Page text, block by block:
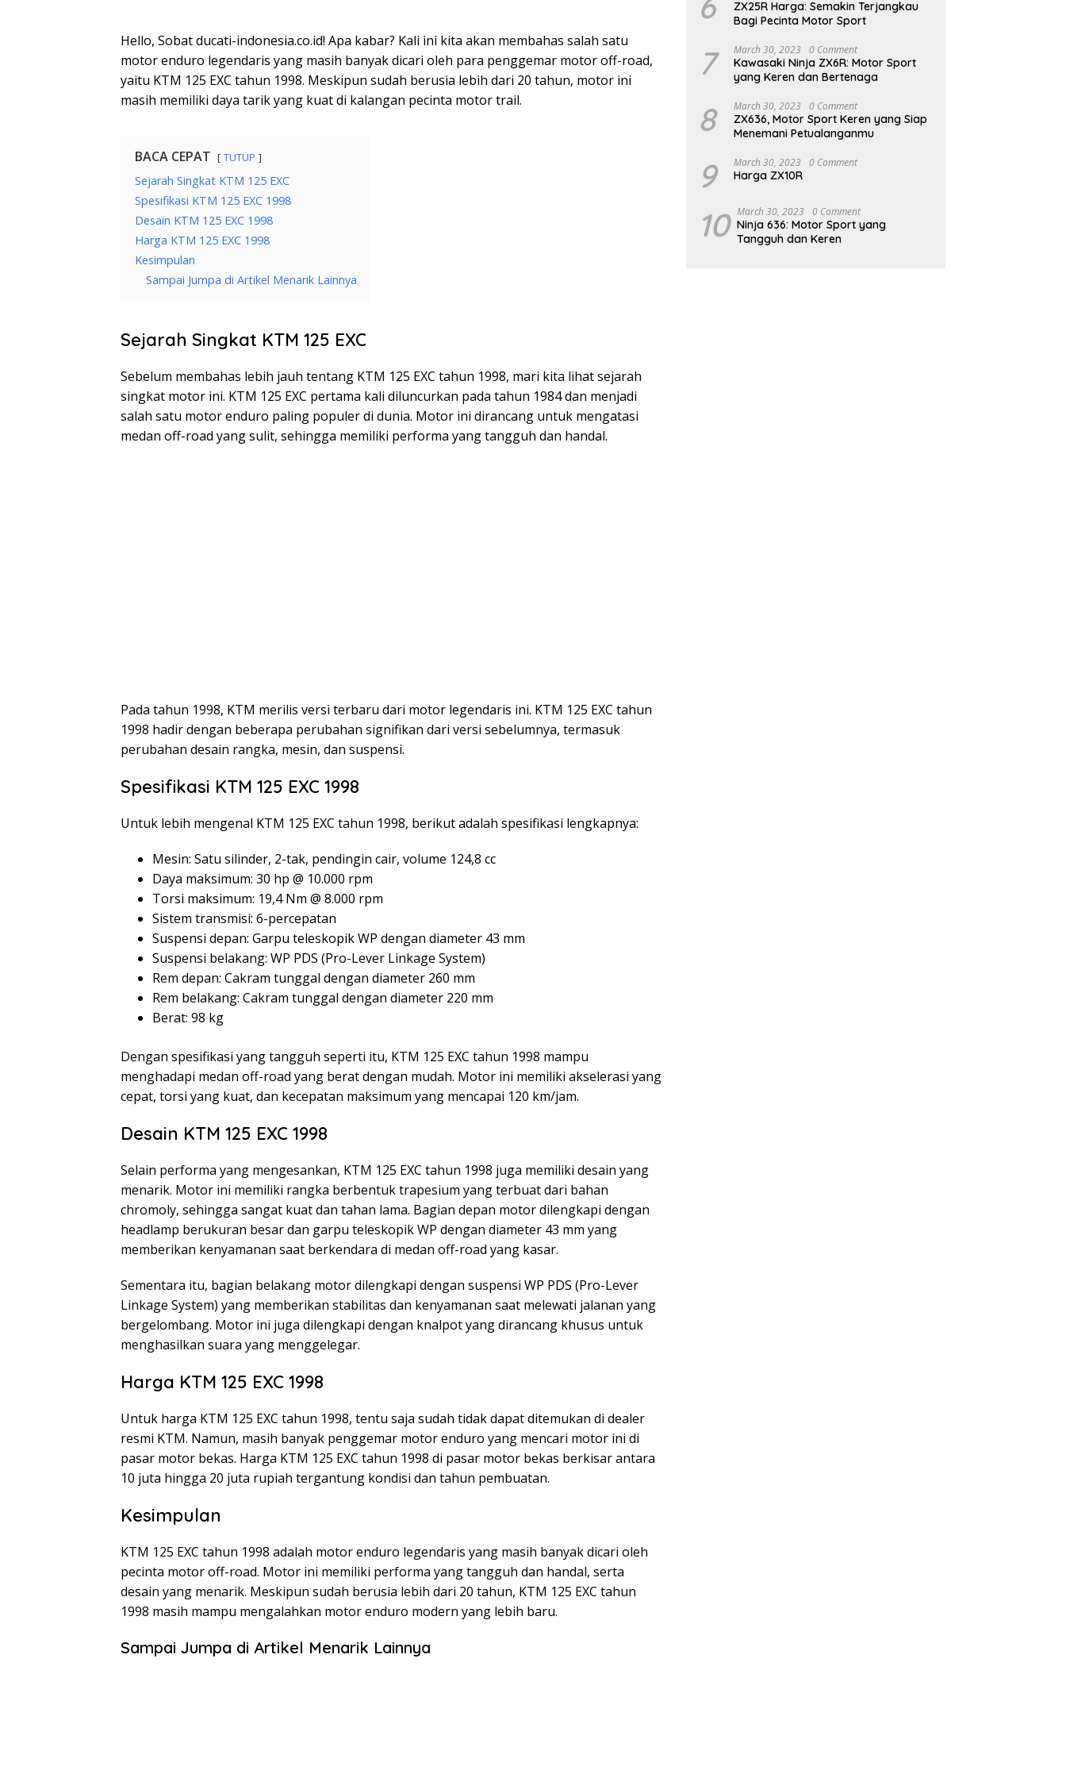
Hello, Sobat ducati-indonesia.co.id! Apa kabar? Kali ini kita akan membahas salah satu
motor enduro legendaris yang masih banyak dicari oleh para penggemar motor off-road,
yaitu KTM 125 EXC tahun 1998. Meskipun sudah berusia lebih dari 20 tahun, motor ini
masih memiliki daya tarik yang kuat di kalangan pecinta motor trail.
BACA CEPAT TUTUP
Sejarah Singkat KTM 125 EXC
Spesifikasi KTM 125 EXC 1998
Desain KTM 125 EXC 1998
Harga KTM 125 EXC 1998
Kesimpulan
Sampai Jumpa di Artikel Menarik Lainnya
Sejarah Singkat KTM 125 EXC
Sebelum membahas lebih jauh tentang KTM 125 EXC tahun 1998, mari kita lihat sejarah
singkat motor ini. KTM 125 EXC pertama kali diluncurkan pada tahun 1984 dan menjadi
salah satu motor enduro paling populer di dunia. Motor ini dirancang untuk mengatasi
medan off-road yang sulit, sehingga memiliki performa yang tangguh dan handal.
Pada tahun 1998, KTM merilis versi terbaru dari motor legendaris ini. KTM 125 EXC tahun
1998 hadir dengan beberapa perubahan signifikan dari versi sebelumnya, termasuk
perubahan desain rangka, mesin, dan suspensi.
Spesifikasi KTM 125 EXC 1998
Untuk lebih mengenal KTM 125 EXC tahun 1998, berikut adalah spesifikasi lengkapnya:
Mesin: Satu silinder, 2-tak, pendingin cair, volume 124,8 cc
Daya maksimum: 30 hp @ 10.000 rpm
Torsi maksimum: 19,4 Nm @ 8.000 rpm
Sistem transmisi: 6-percepatan
Suspensi depan: Garpu teleskopik WP dengan diameter 43 mm
Suspensi belakang: WP PDS (Pro-Lever Linkage System)
Rem depan: Cakram tunggal dengan diameter 260 mm
Rem belakang: Cakram tunggal dengan diameter 220 mm
Berat: 98 kg
Dengan spesifikasi yang tangguh seperti itu, KTM 125 EXC tahun 1998 mampu
menghadapi medan off-road yang berat dengan mudah. Motor ini memiliki akselerasi yang
cepat, torsi yang kuat, dan kecepatan maksimum yang mencapai 120 km/jam.
Desain KTM 125 EXC 1998
Selain performa yang mengesankan, KTM 125 EXC tahun 1998 juga memiliki desain yang
menarik. Motor ini memiliki rangka berbentuk trapesium yang terbuat dari bahan
chromoly, sehingga sangat kuat dan tahan lama. Bagian depan motor dilengkapi dengan
headlamp berukuran besar dan garpu teleskopik WP dengan diameter 43 mm yang
memberikan kenyamanan saat berkendara di medan off-road yang kasar.
Sementara itu, bagian belakang motor dilengkapi dengan suspensi WP PDS (Pro-Lever
Linkage System) yang memberikan stabilitas dan kenyamanan saat melewati jalanan yang
bergelombang. Motor ini juga dilengkapi dengan knalpot yang dirancang khusus untuk
menghasilkan suara yang menggelegar.
Harga KTM 125 EXC 1998
Untuk harga KTM 125 EXC tahun 1998, tentu saja sudah tidak dapat ditemukan di dealer
resmi KTM. Namun, masih banyak penggemar motor enduro yang mencari motor ini di
pasar motor bekas. Harga KTM 125 EXC tahun 1998 di pasar motor bekas berkisar antara
10 juta hingga 20 juta rupiah tergantung kondisi dan tahun pembuatan.
Kesimpulan
KTM 125 EXC tahun 1998 adalah motor enduro legendaris yang masih banyak dicari oleh
pecinta motor off-road. Motor ini memiliki performa yang tangguh dan handal, serta
desain yang menarik. Meskipun sudah berusia lebih dari 20 tahun, KTM 125 EXC tahun
1998 masih mampu mengalahkan motor enduro modern yang lebih baru.
Sampai Jumpa di Artikel Menarik Lainnya
ZX25R Harga: Semakin Terjangkau
Bagi Pecinta Motor Sport
7 March 30, 2023 0 Comment
Kawasaki Ninja ZX6R: Motor Sport
yang Keren dan Bertenaga
8 March 30, 2023 0 Comment
ZX636, Motor Sport Keren yang Siap
Menemani Petualanganmu
9 March 30, 2023 0 Comment
Harga ZX10R
10 March 30, 2023 0 Comment
Ninja 636: Motor Sport yang
Tangguh dan Keren